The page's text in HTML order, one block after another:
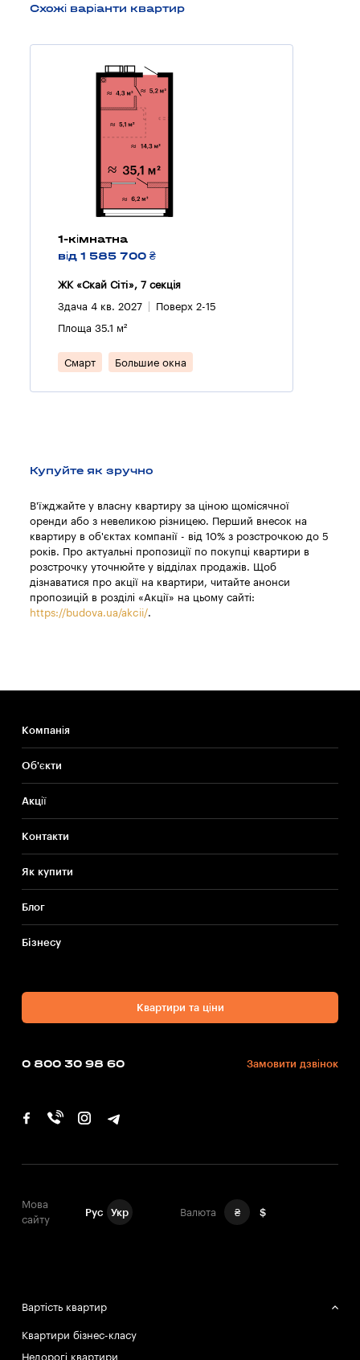
Схожі варіанти квартир
1-кімнатна
від 1 585 700 ₴
ЖК «Скай Сіті», 7 секцiя
Здача 4 кв. 2027 Поверх 2-15
Площа 35.1 м²
Смарт Большие окна
Купуйте як зручно
В'їжджайте у власну квартиру за ціною щомісячної
оренди або з невеликою різницею. Перший внесок на
квартиру в об'єктах компанії - від 10% з розстрочкою до 5
років. Про актуальні пропозиції по покупці квартири в
розстрочку уточнюйте у відділах продажів. Щоб
дізнаватися про акції на квартири, читайте анонси
пропозицій в розділі «Акції» на цьому сайті:
https://budova.ua/akcii/.
Компанія
Об'єкти
Акції
Контакти
Як купити
Блог
Бiзнесу
Квартири та ціни
0 800 30 98 60 Замовити дзвінок
Мова
сайту
Рус Укр Валюта ₴ $
Вартість квартир
Квартири бізнес-класу
Недорогі квартири